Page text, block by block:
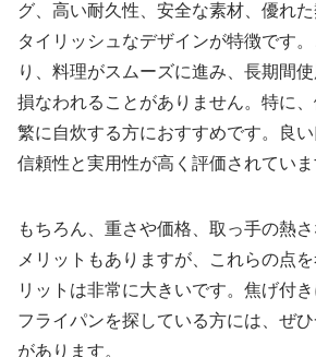
グ、高い耐久性、安全な素材、優れ
タイリッシュなデザインが特徴です
り、料理がスムーズに進み、長期間
損なわれることがありません。特に
繁に自炊する方におすすめです。良
信頼性と実用性が高く評価されていま
もちろん、重さや価格、取っ手の熱
メリットもありますが、これらの点を
リットは非常に大きいです。焦げ付
フライパンを探している方には、ぜ
があります。